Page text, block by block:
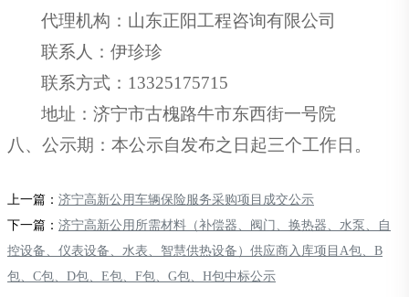
代理机构：山东正阳工程咨询有限公司
联系人：伊珍珍
联系方式： 13325175715
地址：济宁市古槐路牛市东西街一号院
八、公示期：本公示自发布之日起三个工作日。
上一篇： 济宁高新公用车辆保险服务采购项目成交公示
下一篇： 济宁高新公用所需材料（补偿器、阀门、换热器、水泵、自
控设备、仪表设备、水表、智慧供热设备）供应商入库项目A包、B
包、C包、D包、E包、F包、G包、H包中标公示